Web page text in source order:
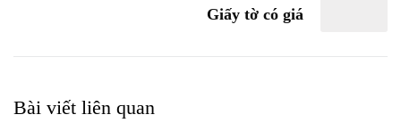
Giấy tờ có giá
Bài viết liên quan